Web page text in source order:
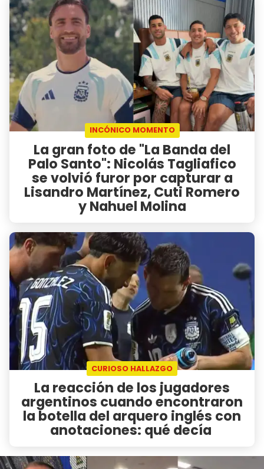
INCÓNICO MOMENTO
La gran foto de "La Banda del
Palo Santo": Nicolás Tagliafico
se volvió furor por capturar a
Lisandro Martínez, Cuti Romero
y Nahuel Molina
CURIOSO HALLAZGO
La reacción de los jugadores
argentinos cuando encontraron
la botella del arquero inglés con
anotaciones: qué decía